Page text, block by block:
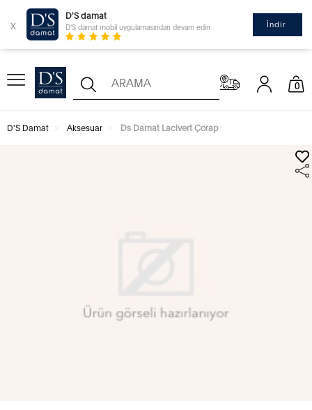
x
D'S damat
D'S damat mobil uygulamasından devam edin İndir
0
D'S Damat Aksesuar Ds Damat Lacivert Çorap